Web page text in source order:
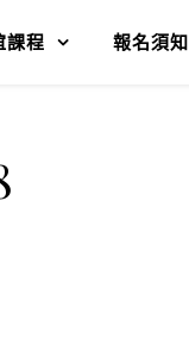
課程 報名須知